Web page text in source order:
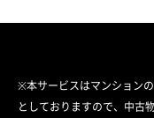
※本サービスはマンション
としておりますので、中古